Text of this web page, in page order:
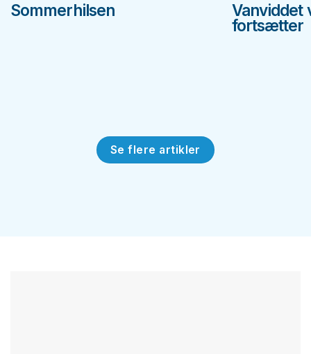
Sommerhilsen
Vanviddet
fortsætter
Se flere artikler